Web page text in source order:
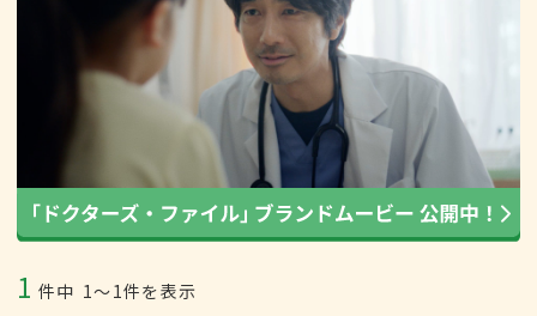
1 件中 1〜1件を表示